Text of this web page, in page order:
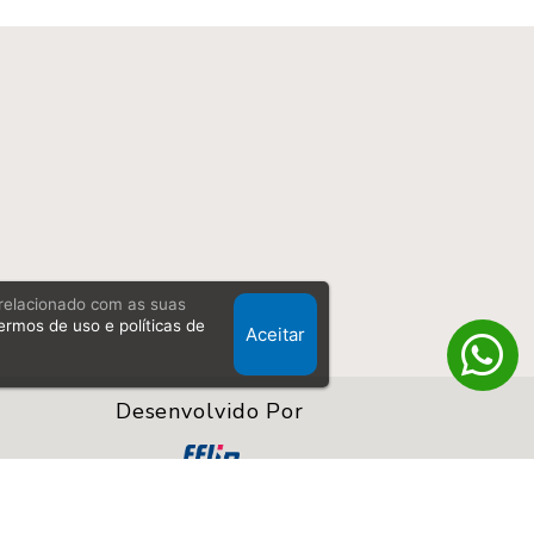
Desenvolvido Por
com as suas
de uso e políticas de
Aceitar